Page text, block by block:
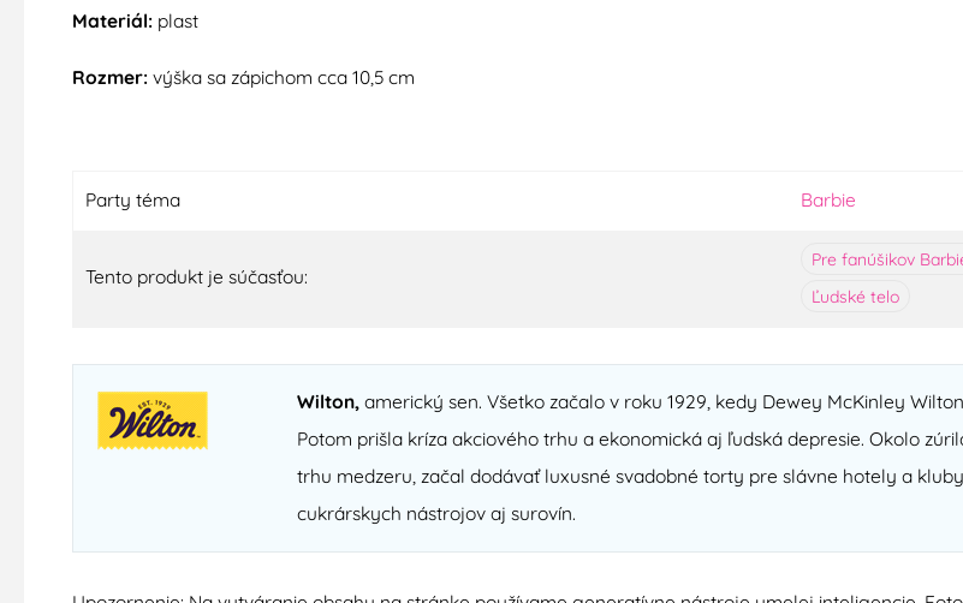
Materiál: plast
Rozmer: výška sa zápichom cca 10,5 cm
Party téma Barbie
Tento produkt je súčasťou:
Pre fanúšikov
Ľudské telo
Wilton,americký sen. Všetko začalo v roku 1929, kedy Dewey McKinley
Potom prišla kríza akciového trhu a ekonomická aj ľudská depresie. Okolo
trhu medzeru, začal dodávať luxusné svadobné torty pre slávne hotely a
cukrárskych nástrojov aj surovín.